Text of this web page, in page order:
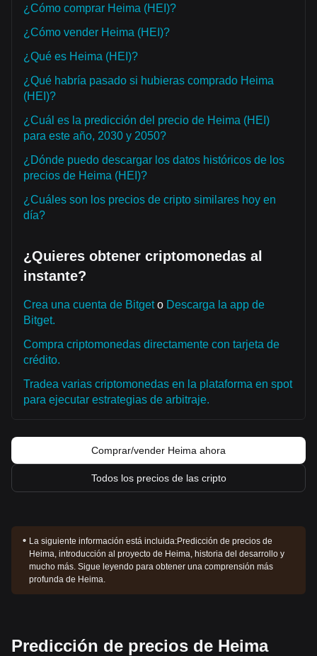
¿Cómo comprar Heima (HEI)?
¿Cómo vender Heima (HEI)?
¿Qué es Heima (HEI)?
¿Qué habría pasado si hubieras comprado Heima
(HEI)?
¿Cuál es la predicción del precio de Heima (HEI)
para este año, 2030 y 2050?
¿Dónde puedo descargar los datos históricos de los
precios de Heima (HEI)?
¿Cuáles son los precios de cripto similares hoy en
día?
¿Quieres obtener criptomonedas al
instante?
Crea una cuenta de Bitgeto Descarga la app de
Bitget.
Compra criptomonedas directamente con tarjeta de
crédito.
Tradea varias criptomonedas en la plataforma en spot
para ejecutar estrategias de arbitraje.
Comprar/vender Heima ahora
Todos los precios de las cripto
La siguiente información está incluida:Predicción de precios de
Heima, introducción al proyecto de Heima, historia del desarrollo y
mucho más. Sigue leyendo para obtener una comprensión más
profunda de Heima.
Predicción de precios de Heima